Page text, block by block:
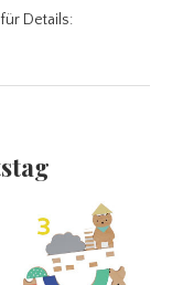
Details: